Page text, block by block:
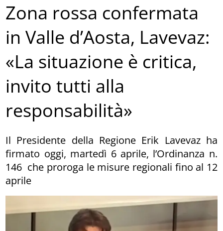
Zona rossa confermata
in Valle d’Aosta, Lavevaz:
«La situazione è critica,
invito tutti alla
responsabilità»
Il Presidente della Regione Erik Lavevaz ha
firmato oggi, martedì 6 aprile, l’Ordinanza n.
146 che proroga le misure regionali fino al 12
aprile